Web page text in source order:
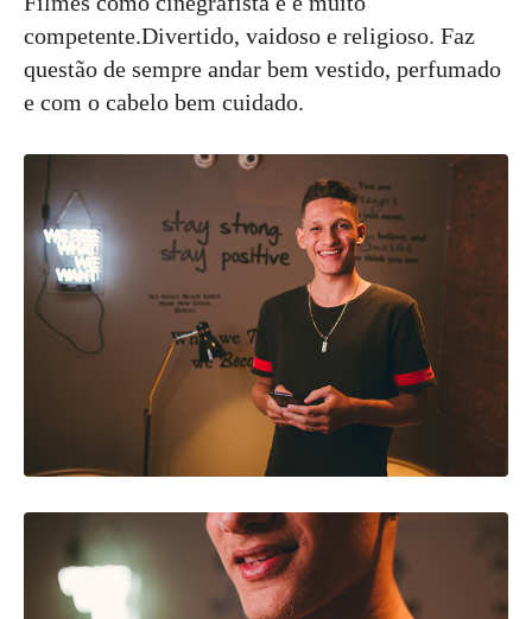
competente.Divertido, vaidoso e religioso. Faz
questão de sempre andar bem vestido, perfumado
e com o cabelo bem cuidado.